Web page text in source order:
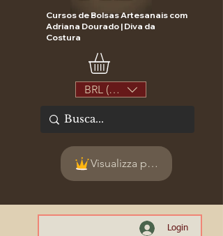
Cursos de Bolsas Artesanais com
Adriana Dourado | Diva da
Costura
BRL (R$)
Visualizza punti
Login